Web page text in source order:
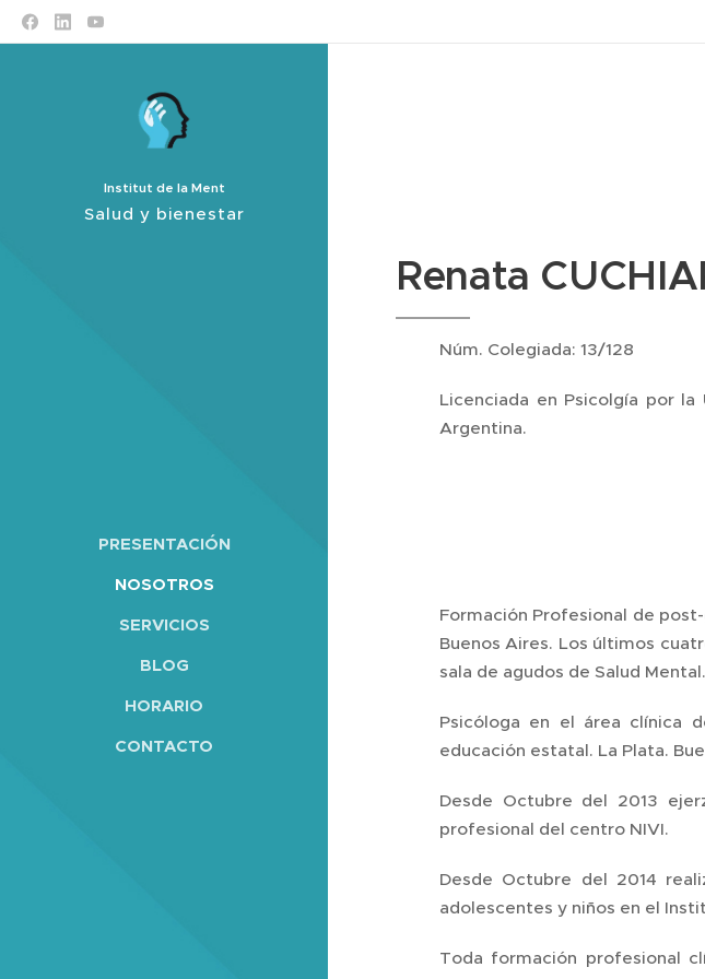
Institut de la Ment
Salud y bienestar
PRESENTACIÓN
NOSOTROS
SERVICIOS
BLOG
HORARIO
CONTACTO
Renata
Núm. Colegiada: 13/128
Licenciada en Psicolgía por la
Argentina.
Formación Profesional de
Buenos Aires. Los últimos
sala de agudos de Salud Mental.
Psicóloga en el área clínica
educación estatal. La Plata.
Desde Octubre del 2013
profesional del centro NIVI.
Desde Octubre del 2014
adolescentes y niños en el
Toda formación profesional